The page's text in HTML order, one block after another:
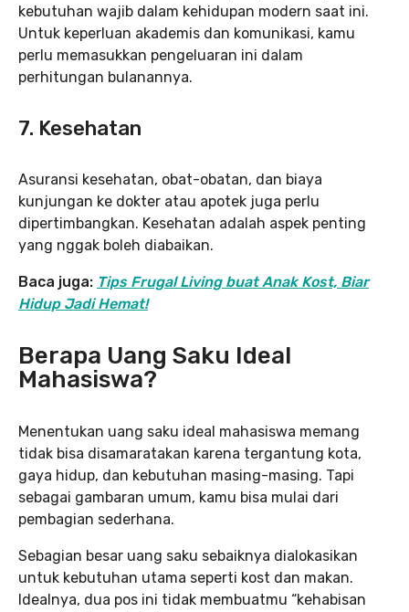
kebutuhan wajib dalam kehidupan modern saat ini.
Untuk keperluan akademis dan komunikasi, kamu
perlu memasukkan pengeluaran ini dalam
perhitungan bulanannya.
7. Kesehatan
Asuransi kesehatan, obat-obatan, dan biaya
kunjungan ke dokter atau apotek juga perlu
dipertimbangkan. Kesehatan adalah aspek penting
yang nggak boleh diabaikan.
Baca juga: Tips Frugal Living buat Anak Kost, Biar
Hidup Jadi Hemat!
Berapa Uang Saku Ideal
Mahasiswa?
Menentukan uang saku ideal mahasiswa memang
tidak bisa disamaratakan karena tergantung kota,
gaya hidup, dan kebutuhan masing-masing. Tapi
sebagai gambaran umum, kamu bisa mulai dari
pembagian sederhana.
Sebagian besar uang saku sebaiknya dialokasikan
untuk kebutuhan utama seperti kost dan makan.
Idealnya, dua pos ini tidak membuatmu “kehabisan